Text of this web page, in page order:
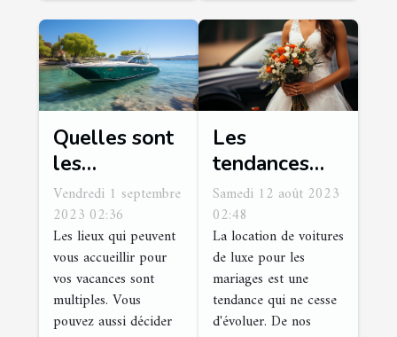
Quelles sont
les
démarches
pour louer un
bateau de
plaisance ?
Vendredi 1 septembre
2023 02:36
Les lieux qui peuvent
vous accueillir pour
vos vacances sont
multiples. Vous
pouvez aussi décider
Les
tendances
actuelles
dans la
location de
voitures de
luxe pour les
mariages
Samedi 12 août 2023
02:48
La location de voitures
de luxe pour les
mariages est une
tendance qui ne cesse
d'évoluer. De nos